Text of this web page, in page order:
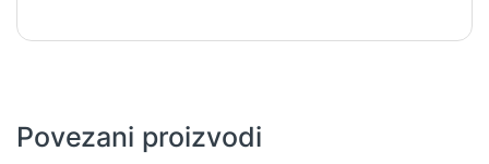
Povezani proizvodi